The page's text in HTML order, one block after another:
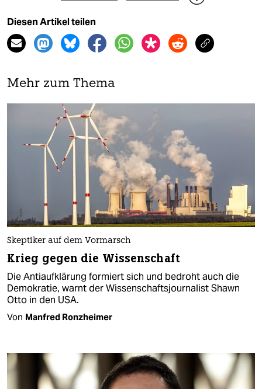
Diesen Artikel teilen
Mehr zum Thema
Skeptiker auf dem Vormarsch
Krieg gegen die Wissenschaft
Die Antiaufklärung formiert sich und bedroht auch die
Demokratie, warnt der Wissenschaftsjournalist Shawn
Otto in den USA.
Von Manfred Ronzheimer